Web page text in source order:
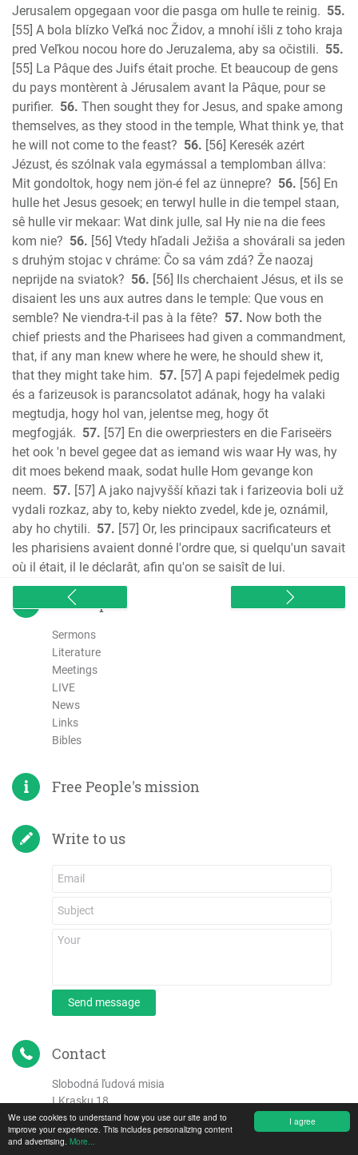
I agree
We use cookies to understand how you use our site and to
improve your experience. This includes personalizing content
and advertising. More...
Jerusalem opgegaan voor die pasga om hulle te reinig. 55.
[55] A bola blízko Veľká noc Židov, a mnohí išli z toho kraja
pred Veľkou nocou hore do Jeruzalema, aby sa očistili. 55.
[55] La Pâque des Juifs était proche. Et beaucoup de gens
du pays montèrent à Jérusalem avant la Pâque, pour se
purifier. 56. Then sought they for Jesus, and spake among
themselves, as they stood in the temple, What think ye, that
he will not come to the feast? 56. [56] Keresék azért
Jézust, és szólnak vala egymással a templomban állva:
Mit gondoltok, hogy nem jön-é fel az ünnepre? 56. [56] En
hulle het Jesus gesoek; en terwyl hulle in die tempel staan,
sê hulle vir mekaar: Wat dink julle, sal Hy nie na die fees
kom nie? 56. [56] Vtedy hľadali Ježiša a shovárali sa jeden
s druhým stojac v chráme: Čo sa vám zdá? Že naozaj
neprijde na sviatok? 56. [56] Ils cherchaient Jésus, et ils se
disaient les uns aux autres dans le temple: Que vous en
semble? Ne viendra-t-il pas à la fête? 57. Now both the
chief priests and the Pharisees had given a commandment,
that, if any man knew where he were, he should shew it,
that they might take him. 57. [57] A papi fejedelmek pedig
és a farizeusok is parancsolatot adának, hogy ha valaki
megtudja, hogy hol van, jelentse meg, hogy őt
megfogják. 57. [57] En die owerpriesters en die Fariseërs
het ook 'n bevel gegee dat as iemand wis waar Hy was, hy
dit moes bekend maak, sodat hulle Hom gevange kon
neem. 57. [57] A jako najvyšší kňazi tak i farizeovia boli už
vydali rozkaz, aby to, keby niekto zvedel, kde je, oznámil,
aby ho chytili. 57. [57] Or, les principaux sacrificateurs et
les pharisiens avaient donné l'ordre que, si quelqu'un savait
où il était, il le déclarât, afin qu'on se saisît de lui.
sitemap
Sermons
Literature
Meetings
LIVE
News
Links
Bibles
Free People's mission
Write to us
Send message
Contact
Slobodná ľudová misia
I.Krasku 18
917 05 Trnava
Slovenská republika